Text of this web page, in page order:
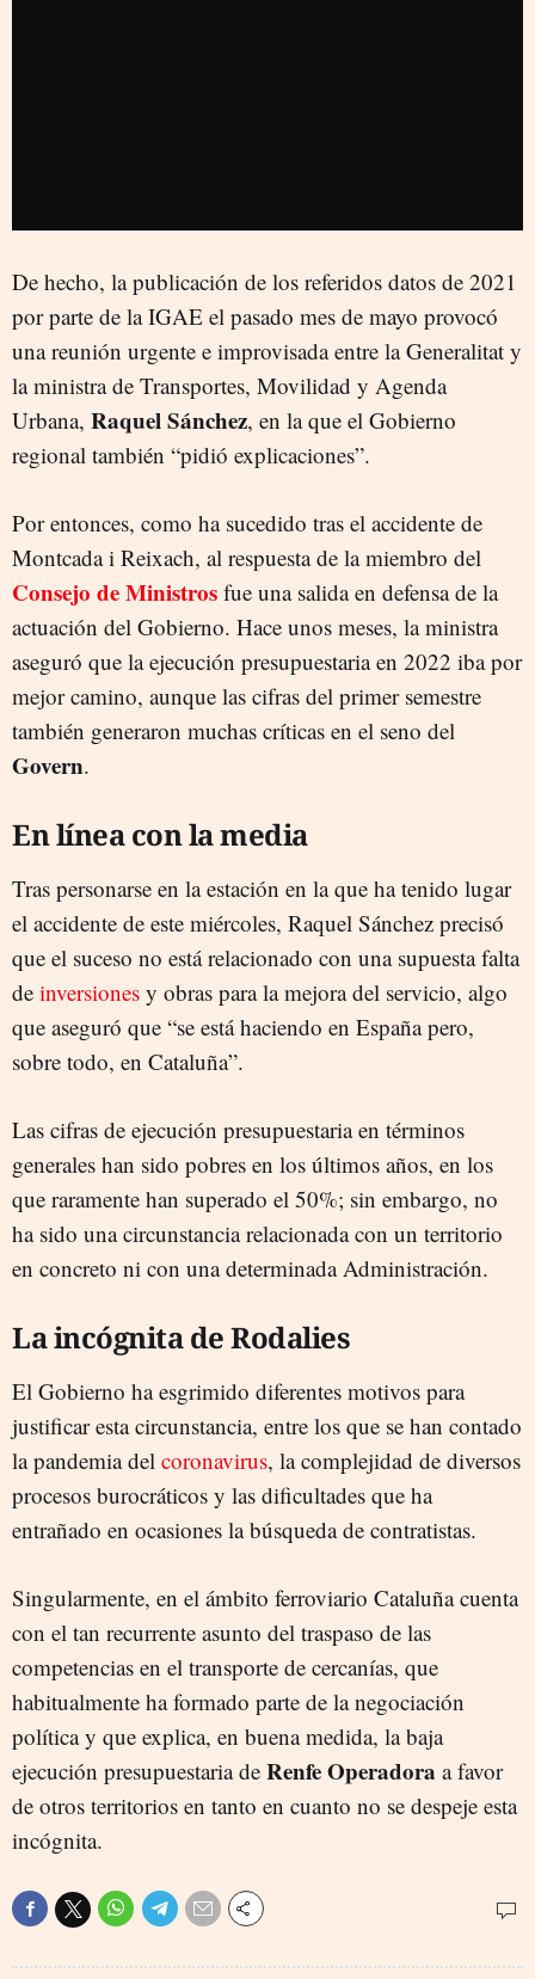
De hecho, la publicación de los referidos datos de 2021
por parte de la IGAE el pasado mes de mayo provocó
una reunión urgente e improvisada entre la Generalitat y
la ministra de Transportes, Movilidad y Agenda
Urbana, Raquel Sánchez, en la que el Gobierno
regional también “pidió explicaciones”.
Por entonces, como ha sucedido tras el accidente de
Montcada i Reixach, al respuesta de la miembro del
Consejo de Ministros fue una salida en defensa de la
actuación del Gobierno. Hace unos meses, la ministra
aseguró que la ejecución presupuestaria en 2022 iba por
mejor camino, aunque las cifras del primer semestre
también generaron muchas críticas en el seno del
Govern.
En línea con la media
Tras personarse en la estación en la que ha tenido lugar
el accidente de este miércoles, Raquel Sánchez precisó
que el suceso no está relacionado con una supuesta falta
de inversiones y obras para la mejora del servicio, algo
que aseguró que “se está haciendo en España pero,
sobre todo, en Cataluña”.
Las cifras de ejecución presupuestaria en términos
generales han sido pobres en los últimos años, en los
que raramente han superado el 50%; sin embargo, no
ha sido una circunstancia relacionada con un territorio
en concreto ni con una determinada Administración.
La incógnita de Rodalies
El Gobierno ha esgrimido diferentes motivos para
justificar esta circunstancia, entre los que se han contado
la pandemia del coronavirus, la complejidad de diversos
procesos burocráticos y las dificultades que ha
entrañado en ocasiones la búsqueda de contratistas.
Singularmente, en el ámbito ferroviario Cataluña cuenta
con el tan recurrente asunto del traspaso de las
competencias en el transporte de cercanías, que
habitualmente ha formado parte de la negociación
política y que explica, en buena medida, la baja
ejecución presupuestaria de Renfe Operadora a favor
de otros territorios en tanto en cuanto no se despeje esta
incógnita.